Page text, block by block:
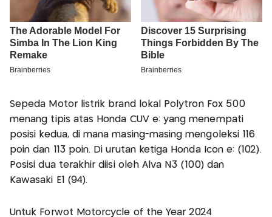
Sepeda Motor listrik brand lokal Polytron Fox 500
menang tipis atas Honda CUV e: yang menempati
posisi kedua, di mana masing-masing mengoleksi 116
poin dan 113 poin. Di urutan ketiga Honda Icon e: (102).
Posisi dua terakhir diisi oleh Alva N3 (100) dan
Kawasaki E1 (94).
Untuk Forwot Motorcycle of the Year 2024